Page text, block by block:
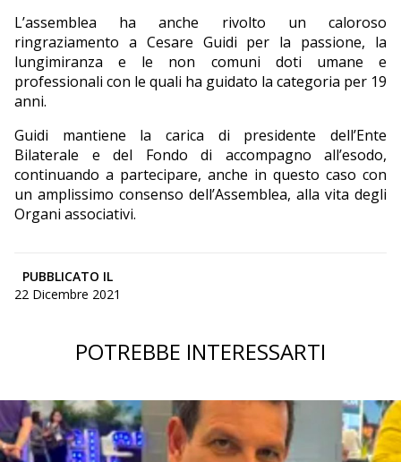
L’assemblea ha anche rivolto un caloroso
ringraziamento a Cesare Guidi per la passione, la
lungimiranza e le non comuni doti umane e
professionali con le quali ha guidato la categoria per 19
anni.
Guidi mantiene la carica di presidente dell’Ente
Bilaterale e del Fondo di accompagno all’esodo,
continuando a partecipare, anche in questo caso con
un amplissimo consenso dell’Assemblea, alla vita degli
Organi associativi.
PUBBLICATO IL
22 Dicembre 2021
POTREBBE INTERESSARTI